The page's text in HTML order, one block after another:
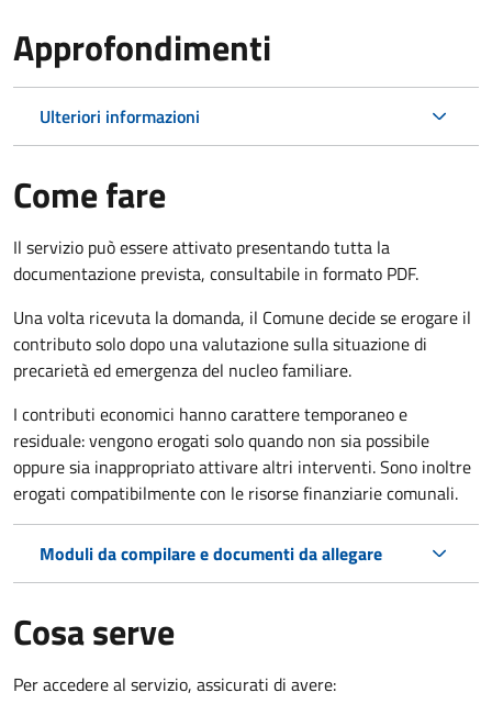
Approfondimenti
Ulteriori informazioni
Come fare
Il servizio può essere attivato presentando tutta la
documentazione prevista, consultabile in formato PDF.
Una volta ricevuta la domanda, il Comune decide se erogare il
contributo solo dopo una valutazione sulla situazione di
precarietà ed emergenza del nucleo familiare.
I contributi economici hanno carattere temporaneo e
residuale: vengono erogati solo quando non sia possibile
oppure sia inappropriato attivare altri interventi. Sono inoltre
erogati compatibilmente con le risorse finanziarie comunali.
Moduli da compilare e documenti da allegare
Cosa serve
Per accedere al servizio, assicurati di avere: